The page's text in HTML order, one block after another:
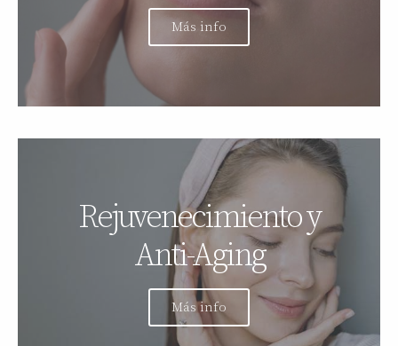
Más info
Rejuvenecimiento y
Anti-Aging
Más info